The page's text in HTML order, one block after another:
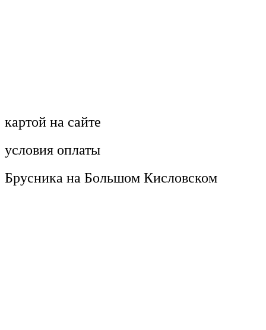
картой на сайте
условия оплаты
Брусника на Большом Кисловском